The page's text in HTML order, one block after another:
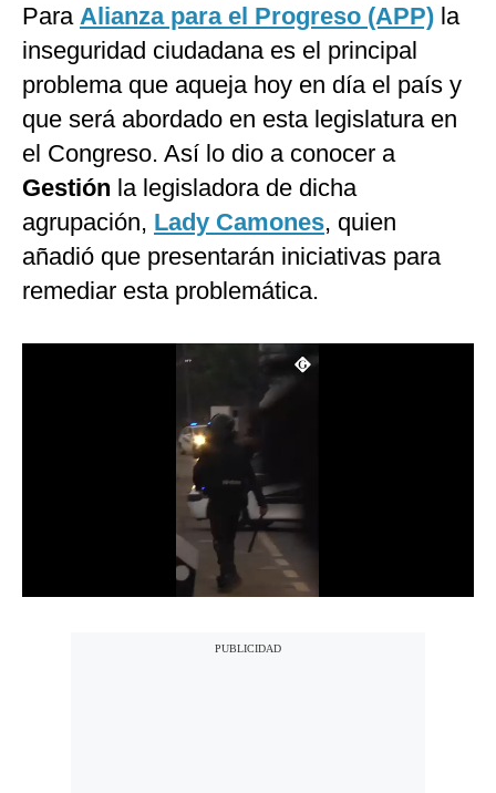
México
España
Internacional
Tecnología
Club del Suscriptor
Mix
G de Gestión
gestion.pe
Para Alianza para el Progreso (APP) la
inseguridad ciudadana es el principal
problema que aqueja hoy en día el país y
que será abordado en esta legislatura en
el Congreso. Así lo dio a conocer a
Gestión la legisladora de dicha
agrupación, Lady Camones, quien
añadió que presentarán iniciativas para
remediar esta problemática.